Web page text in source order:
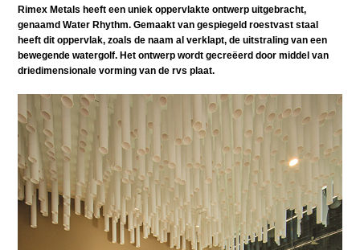
Rimex Metals heeft een uniek oppervlakte ontwerp uitgebracht,
genaamd Water Rhythm. Gemaakt van gespiegeld roestvast staal
heeft dit oppervlak, zoals de naam al verklapt, de uitstraling van een
bewegende watergolf. Het ontwerp wordt gecreëerd door middel van
driedimensionale vorming van de rvs plaat.